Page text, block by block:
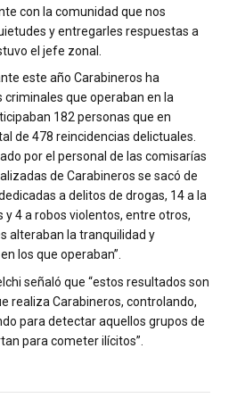
con la comunidad que nos
y entregarles respuestas a
el jefe zonal.
este año Carabineros ha
que operaban en la
182 personas que en
de 478 reincidencias delictuales.
por el personal de las comisarías
de Carabineros se sacó de
a delitos de drogas, 14 a la
4 a robos violentos, entre otros,
alteraban la tranquilidad y
los que operaban”.
señaló que “estos resultados son
realiza Carabineros, controlando,
para detectar aquellos grupos de
para cometer ilícitos”.